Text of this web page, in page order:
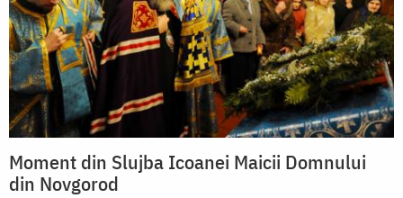
Moment din Slujba Icoanei Maicii Domnului
din Novgorod